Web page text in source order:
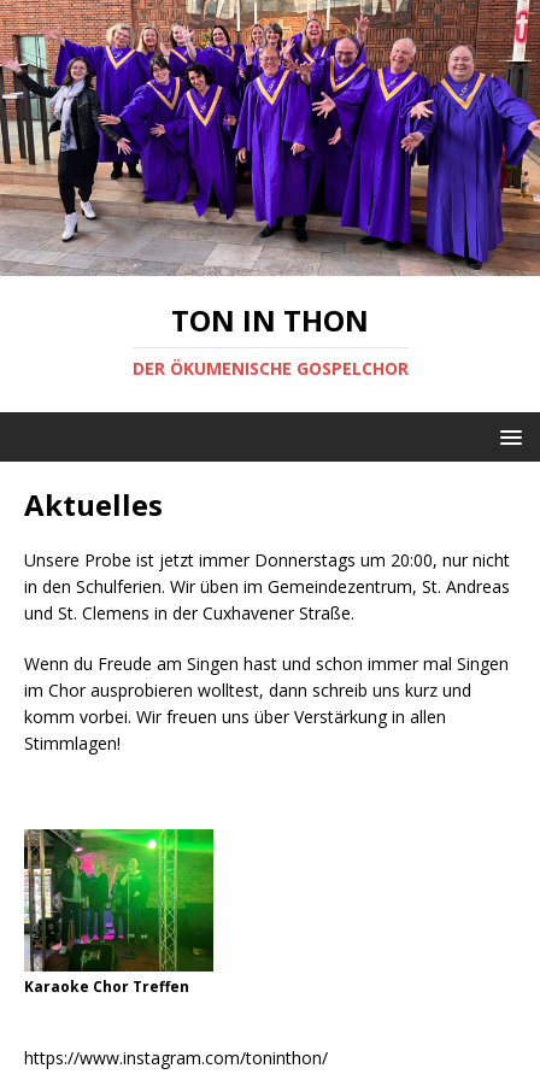
TON IN THON
DER ÖKUMENISCHE GOSPELCHOR
Aktuelles
Unsere Probe ist jetzt immer Donnerstags um 20:00, nur nicht
in den Schulferien. Wir üben im Gemeindezentrum, St. Andreas
und St. Clemens in der Cuxhavener Straße.
Wenn du Freude am Singen hast und schon immer mal Singen
im Chor ausprobieren wolltest, dann schreib uns kurz und
komm vorbei. Wir freuen uns über Verstärkung in allen
Stimmlagen!
Karaoke Chor Treffen
https://www.instagram.com/toninthon/